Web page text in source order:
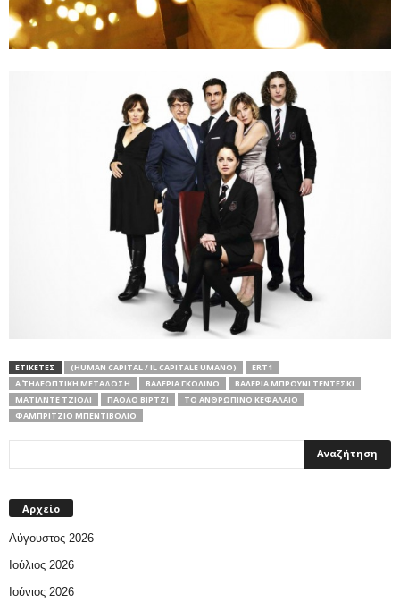
ΕΤΙΚΕΤΕΣ (HUMAN CAPITAL / IL CAPITALE UMANO)
ERT1
Α΄ ΤΗΛΕΟΠΤΙΚΗ ΜΕΤΑΔΟΣΗ
ΒΑΛΈΡΙΑ ΓΚΟΛΊΝΟ
ΒΑΛΈΡΙΑ ΜΠΡΟΎΝΙ ΤΕΝΤΈΣΚΙ
ΜΑΤΊΛΝΤΕ ΤΖΙΌΛΙ
ΠΆΟΛΟ ΒΊΡΤΖΙ
ΤΟ ΑΝΘΡΏΠΙΝΟ ΚΕΦΆΛΑΙΟ
ΦΑΜΠΡΊΤΖΙΟ ΜΠΕΝΤΙΒΌΛΙΟ
Αρχείο
Αύγουστος 2026
Ιούλιος 2026
Ιούνιος 2026